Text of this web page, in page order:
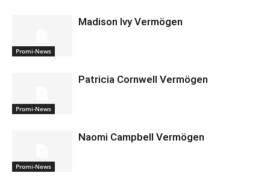
Promi-News
Madison Ivy Vermögen
Promi-News
Patricia Cornwell Vermögen
Promi-News
Naomi Campbell Vermögen